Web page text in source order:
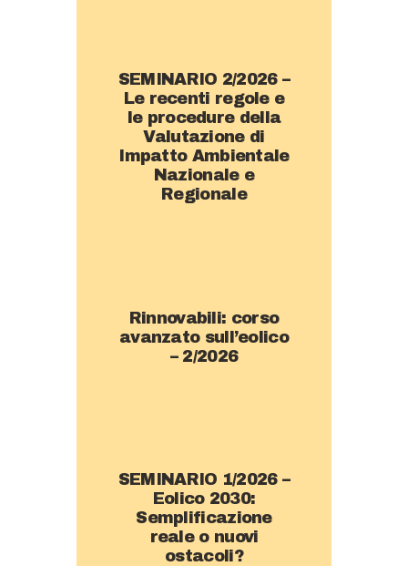
SEMINARIO 2/2026 –
Le recenti regole e
le procedure della
Valutazione di
Impatto Ambientale
Nazionale e
Regionale
Rinnovabili: corso
avanzato sull’eolico
– 2/2026
SEMINARIO 1/2026 –
Eolico 2030:
Semplificazione
reale o nuovi
ostacoli?